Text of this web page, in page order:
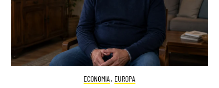
ECONOMIA , EUROPA